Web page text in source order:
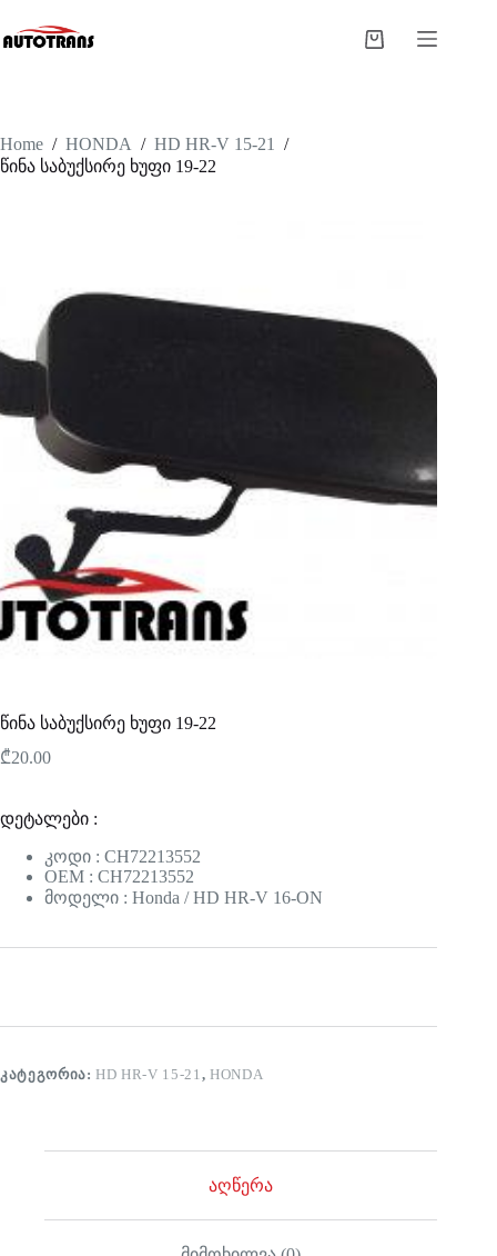
Home / HONDA / HD HR-V 15-21
/
წინა საბუქსირე ხუფი 19-22
წინა საბუქსირე ხუფი 19-22
₾20.00
დეტალები :
კოდი : CH72213552
OEM : CH72213552
მოდელი : Honda / HD HR-V 16-ON
ᲙᲐᲢᲔᲒᲝᲠᲘᲐ:HD HR-V 15-21, HONDA
აღწერა